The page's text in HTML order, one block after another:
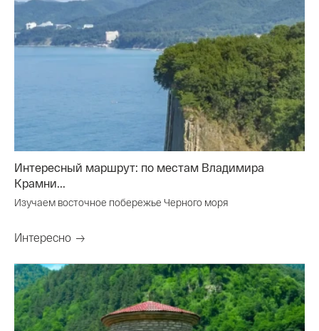
Интересный маршрут: по местам Владимира
Крамни...
Изучаем восточное побережье Черного моря
Интересно